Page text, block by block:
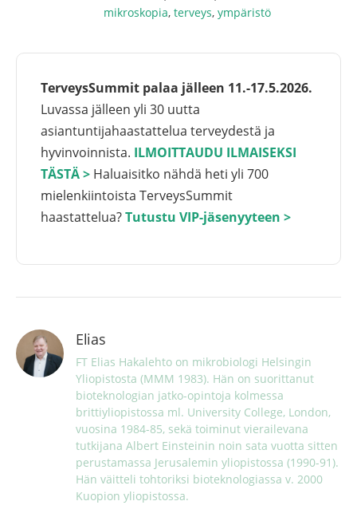
mikroskopia, terveys, ympäristö
TerveysSummit palaa jälleen 11.-17.5.2026.
Luvassa jälleen yli 30 uutta
asiantuntijahaastattelua terveydestä ja
hyvinvoinnista. ILMOITTAUDU ILMAISEKSI
TÄSTÄ > Haluaisitko nähdä heti yli 700
mielenkiintoista TerveysSummit
haastattelua?Tutustu VIP-jäsenyyteen >
Elias
FT Elias Hakalehto on mikrobiologi Helsingin
Yliopistosta (MMM 1983). Hän on suorittanut
bioteknologian jatko-opintoja kolmessa
brittiyliopistossa ml. University College, London,
vuosina 1984-85, sekä toiminut vierailevana
tutkijana Albert Einsteinin noin sata vuotta sitten
perustamassa Jerusalemin yliopistossa (1990-91).
Hän väitteli tohtoriksi bioteknologiassa v. 2000
Kuopion yliopistossa.